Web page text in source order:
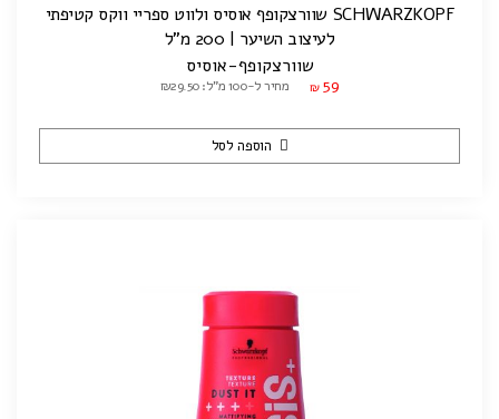
SCHWARZKOPF שוורצקופף אוסיס ולווט ספריי ווקס קטיפתי
לעיצוב השיער | 200 מ"ל
שוורצקופף-אוסיס
₪ 59 מחיר ל-100 מ"ל: ₪29.50
הוספה לסל